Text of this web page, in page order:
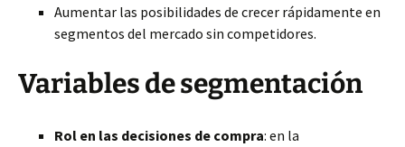
Aumentar las posibilidades de crecer rápidamente en
segmentos del mercado sin competidores.
Variables de segmentación
Rol en las decisiones de compra: en la